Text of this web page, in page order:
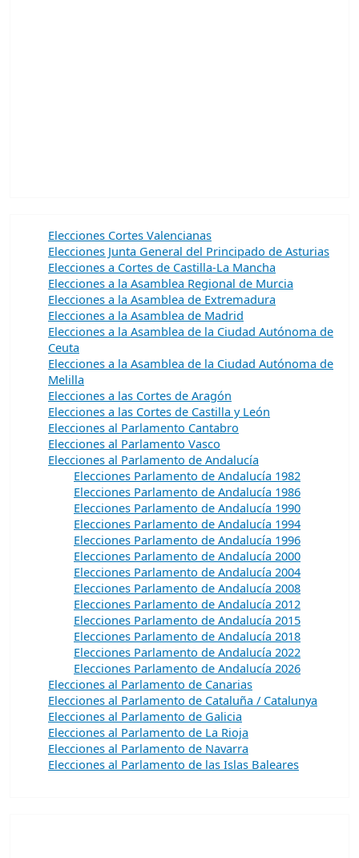
Elecciones Cortes Valencianas
Elecciones Junta General del Principado de Asturias
Elecciones a Cortes de Castilla-La Mancha
Elecciones a la Asamblea Regional de Murcia
Elecciones a la Asamblea de Extremadura
Elecciones a la Asamblea de Madrid
Elecciones a la Asamblea de la Ciudad Autónoma de
Ceuta
Elecciones a la Asamblea de la Ciudad Autónoma de
Melilla
Elecciones a las Cortes de Aragón
Elecciones a las Cortes de Castilla y León
Elecciones al Parlamento Cantabro
Elecciones al Parlamento Vasco
Elecciones al Parlamento de Andalucía
Elecciones Parlamento de Andalucía 1982
Elecciones Parlamento de Andalucía 1986
Elecciones Parlamento de Andalucía 1990
Elecciones Parlamento de Andalucía 1994
Elecciones Parlamento de Andalucía 1996
Elecciones Parlamento de Andalucía 2000
Elecciones Parlamento de Andalucía 2004
Elecciones Parlamento de Andalucía 2008
Elecciones Parlamento de Andalucía 2012
Elecciones Parlamento de Andalucía 2015
Elecciones Parlamento de Andalucía 2018
Elecciones Parlamento de Andalucía 2022
Elecciones Parlamento de Andalucía 2026
Elecciones al Parlamento de Canarias
Elecciones al Parlamento de Cataluña / Catalunya
Elecciones al Parlamento de Galicia
Elecciones al Parlamento de La Rioja
Elecciones al Parlamento de Navarra
Elecciones al Parlamento de las Islas Baleares